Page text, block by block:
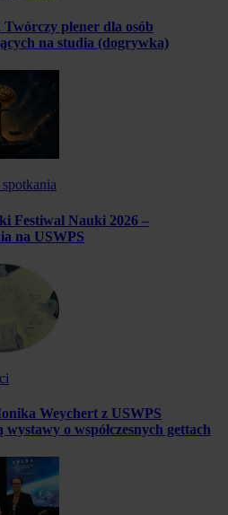
plener dla osób
na studia (dogrywka)
Festiwal Nauki 2026 –
na USWPS
Weychert z USWPS
o współczesnych gettach